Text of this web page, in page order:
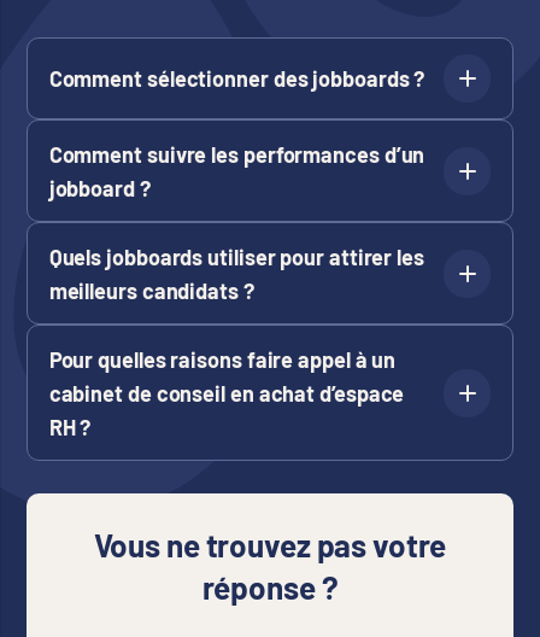
Comment sélectionner des jobboards ?
Comment suivre les performances d’un
jobboard ?
Quels jobboards utiliser pour attirer les
meilleurs candidats ?
Pour quelles raisons faire appel à un
cabinet de conseil en achat d’espace
RH ?
Vous ne trouvez pas votre
réponse ?